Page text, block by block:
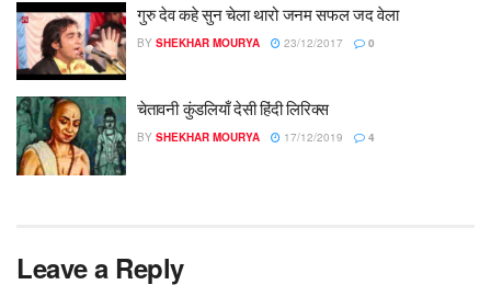
गुरु देव कहे सुन चेला थारो जनम सफल जद वेला
BY SHEKHAR MOURYA 23/12/2017 0
चेतावनी कुंडलियाँ देसी हिंदी लिरिक्स
BY SHEKHAR MOURYA 17/12/2019 4
Leave a Reply